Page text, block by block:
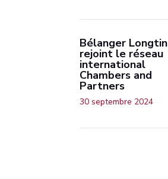
Bélanger Longtin
rejoint le réseau
international
Chambers and
Partners
30 septembre 2024